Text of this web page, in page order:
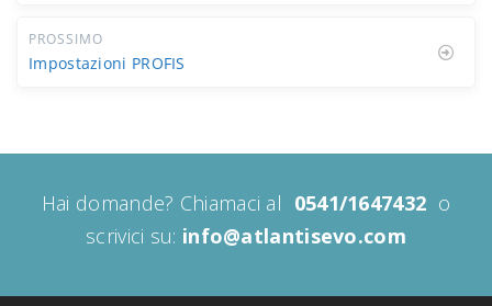
PROSSIMO
Impostazioni PROFIS
Hai domande? Chiamaci al 0541/1647432 o
scrivici su: info@atlantisevo.com